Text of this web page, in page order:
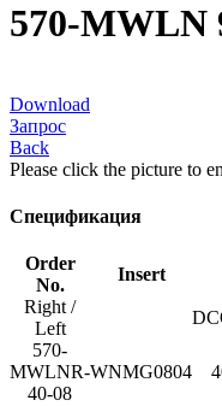
570-MWLN
Download
Запрос
Back
Please click the picture to
Спецификация
Order
No.
Insert
Right /
Left
570-
MWLNR-
40-08
WNMG0804